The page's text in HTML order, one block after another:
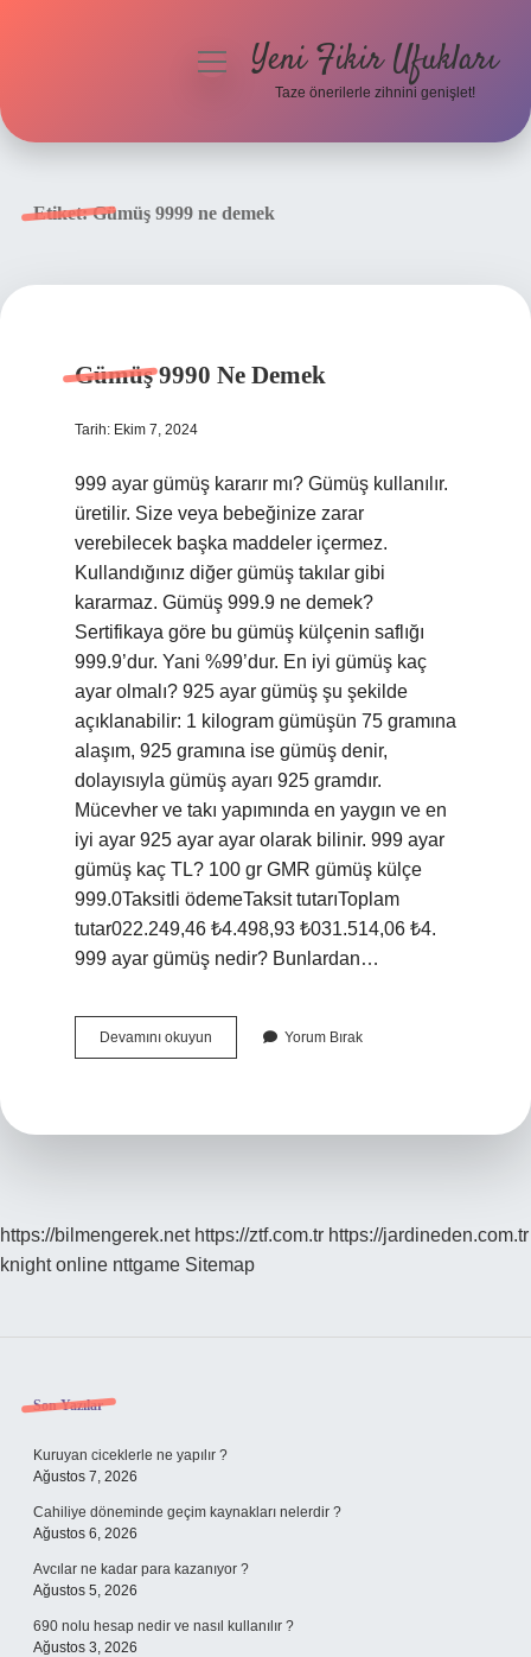
menüyüYeni Fikir Ufukları
Taze önerilerle zihnini genişlet!
Etiket:Gümüş 9999 ne demek
Gümüş 9990 Ne Demek
Tarih: Ekim 7, 2024
999 ayar gümüş kararır mı? Gümüş kullanılır.
üretilir. Size veya bebeğinize zarar
verebilecek başka maddeler içermez.
Kullandığınız diğer gümüş takılar gibi
kararmaz. Gümüş 999.9 ne demek?
Sertifikaya göre bu gümüş külçenin saflığı
999.9’dur. Yani %99’dur. En iyi gümüş kaç
ayar olmalı? 925 ayar gümüş şu şekilde
açıklanabilir: 1 kilogram gümüşün 75 gramına
alaşım, 925 gramına ise gümüş denir,
dolayısıyla gümüş ayarı 925 gramdır.
Mücevher ve takı yapımında en yaygın ve en
iyi ayar 925 ayar ayar olarak bilinir. 999 ayar
gümüş kaç TL? 100 gr GMR gümüş külçe
999.0Taksitli ödemeTaksit tutarıToplam
tutar022.249,46 ₺4.498,93 ₺031.514,06 ₺4.
999 ayar gümüş nedir? Bunlardan…
Devamını okuyun
9990
Yorum Bırak
https://bilmengerek.net https://ztf.com.tr https://jardineden.com.tr
knight online nttgame Sitemap
Sidebar
Son Yazılar
Kuruyan ciceklerle ne yapılır ?
Ağustos 7, 2026
Cahiliye döneminde geçim kaynakları nelerdir ?
Ağustos 6, 2026
Avcılar ne kadar para kazanıyor ?
Ağustos 5, 2026
690 nolu hesap nedir ve nasıl kullanılır ?
Ağustos 3, 2026